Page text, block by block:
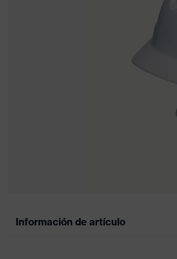
Información de artículo